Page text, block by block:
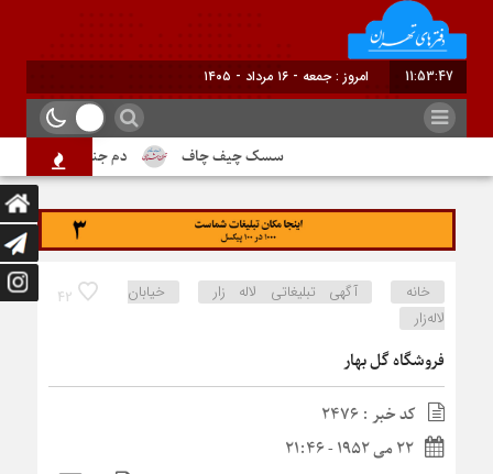
11:53:47 امروز : جمعه - ۱۶ مرداد - ۱۴۰۵
سسک چیف چاف دم جنبانک ابلق
42 خانه آگهی تبلیغاتی لاله زار
خیابان
لاله‌زار
فروشگاه گل بهار
کد خبر : 2476
22 می 1952 - 21:46